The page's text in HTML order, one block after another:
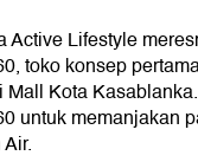
Active Lifestyle
toko konsep
Kota
untuk memanjakan